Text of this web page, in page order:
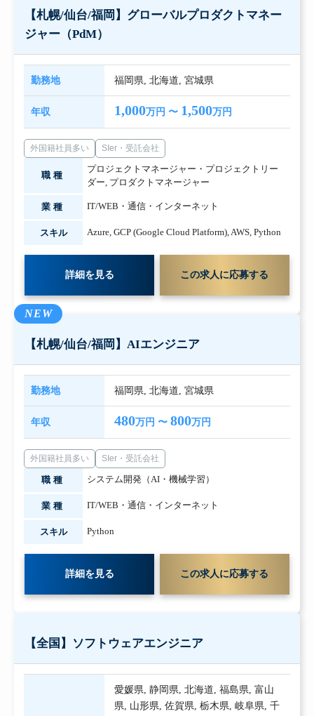
【札幌/仙台/福岡】グローバルプロダクトマネー
ジャー（PdM）
勤務地 福岡県,北海道,宮城県
年収 1,000万円 〜 1,500万円
外国籍社員多い SIer・受託会社
職種
プロジェクトマネージャー・プロジェクトリー
ダー, プロダクトマネージャー
業種 IT/WEB・通信・インターネット
スキル Azure, GCP (Google Cloud Platform),AWS, Python
詳細を見る この求人に応募する
NEW
【札幌/仙台/福岡】AIエンジニア
勤務地 福岡県,北海道,宮城県
年収 480万円 〜800万円
外国籍社員多い SIer・受託会社
職種 システム開発（AI・機械学習）
業種 IT/WEB・通信・インターネット
スキル Python
詳細を見る この求人に応募する
【全国】ソフトウェアエンジニア
愛媛県,静岡県,北海道,福島県,富山
県, 山形県,佐賀県,栃木県,岐阜県,千